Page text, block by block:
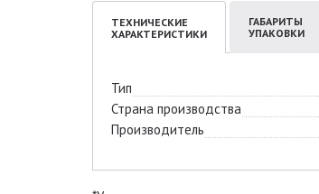
ТЕХНИЧЕСКИЕ
ХАРАКТЕРИСТИКИ
Тип
Страна производства
Производитель
ГАБАРИТЫ
УПАКОВКИ